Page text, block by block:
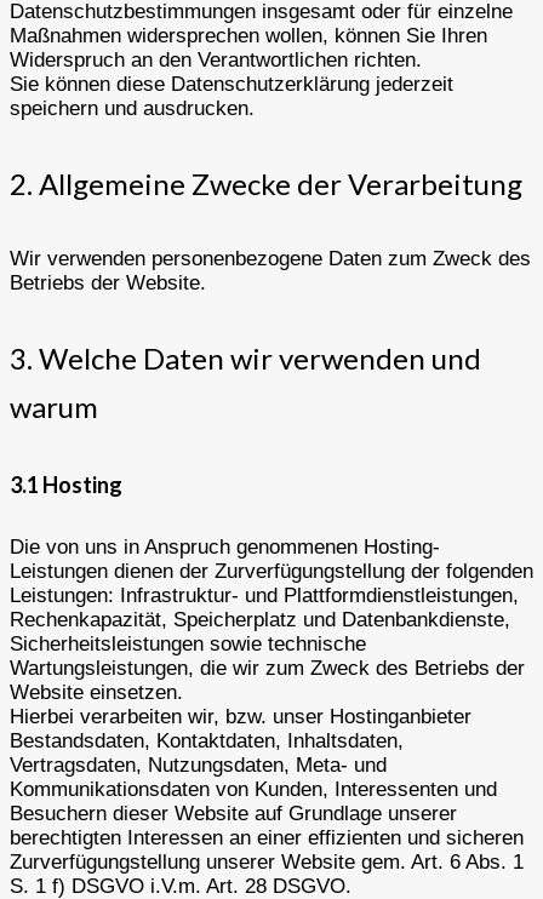
Datenschutzbestimmungen insgesamt oder für einzelne
Maßnahmen widersprechen wollen, können Sie Ihren
Widerspruch an den Verantwortlichen richten.
Sie können diese Datenschutzerklärung jederzeit
speichern und ausdrucken.
2. Allgemeine Zwecke der Verarbeitung
Wir verwenden personenbezogene Daten zum Zweck des
Betriebs der Website.
3. Welche Daten wir verwenden und
warum
3.1 Hosting
Die von uns in Anspruch genommenen Hosting-
Leistungen dienen der Zurverfügungstellung der folgenden
Leistungen: Infrastruktur- und Plattformdienstleistungen,
Rechenkapazität, Speicherplatz und Datenbankdienste,
Sicherheitsleistungen sowie technische
Wartungsleistungen, die wir zum Zweck des Betriebs der
Website einsetzen.
Hierbei verarbeiten wir, bzw. unser Hostinganbieter
Bestandsdaten, Kontaktdaten, Inhaltsdaten,
Vertragsdaten, Nutzungsdaten, Meta- und
Kommunikationsdaten von Kunden, Interessenten und
Besuchern dieser Website auf Grundlage unserer
berechtigten Interessen an einer effizienten und sicheren
Zurverfügungstellung unserer Website gem. Art. 6 Abs. 1
S. 1 f) DSGVO i.V.m. Art. 28 DSGVO.